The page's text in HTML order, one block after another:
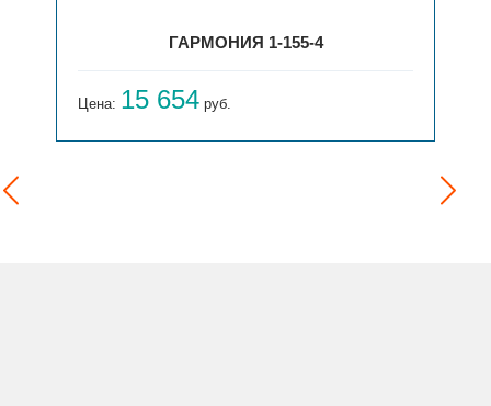
ГАРМОНИЯ 1-155-4
Цена: 15 654 руб.